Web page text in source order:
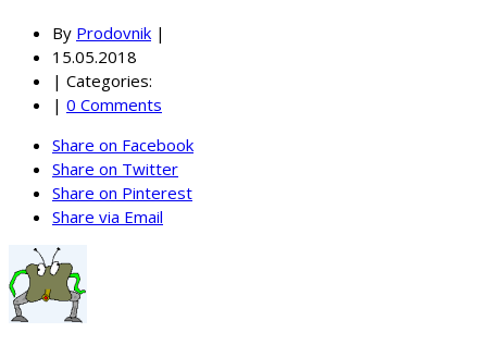
By Prodovnik |
15.05.2018
| Categories:
| 0 Comments
Share on Facebook
Share on Twitter
Share on Pinterest
Share via Email